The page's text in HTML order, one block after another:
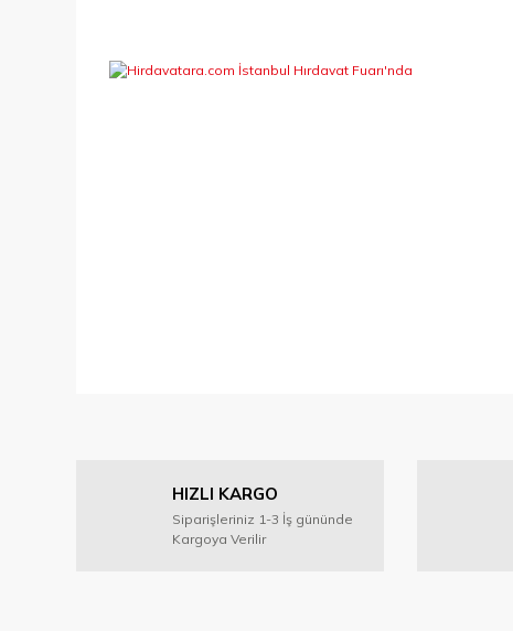
HIZLI KARGO
Siparişleriniz 1-3 İş gününde
Kargoya Verilir